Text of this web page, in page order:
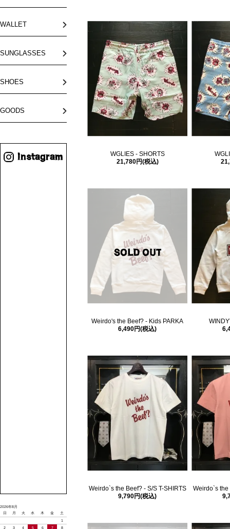
WALLET
SUNGLASSES
SHOES
GOODS
2026年8月
日
月 火 水 木 金
土
1
2
3 4 5 6 7 8
WGLIES - SHORTS
21,780円(税込)
Weirdo's the Beef? - Kids PARKA
6,490円(税込)
Weirdo`s the Beef? - S/S T-SHIRTS
9,790円(税込)
Weirdo`s the